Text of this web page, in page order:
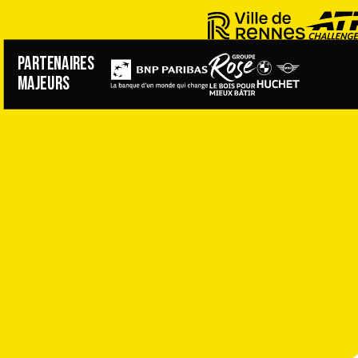
PARTENAIRES
MAJEURS